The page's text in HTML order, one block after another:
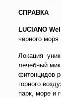
СПРАВКА
LUCIANO
черного
Локация
лечебный
фитонцидов
горного
парк, море и